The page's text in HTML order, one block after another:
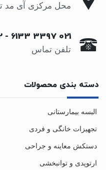
محل مرکزی آی مد
021 3397 6133
-
تلفن تماس
دسته بندی محصولات
البسه بیمارستانی
تجهیزات خانگی و فردی
دستکش معاینه و جراحی
ارتوپدی و توانبخشی